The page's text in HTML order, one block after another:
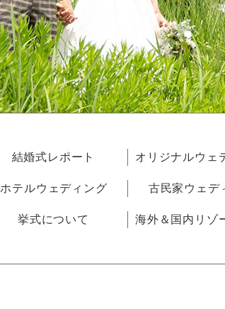
結婚式レポート オリジナルウェ
ホテルウェディング 古民家ウェデ
挙式について 海外＆国内リゾ